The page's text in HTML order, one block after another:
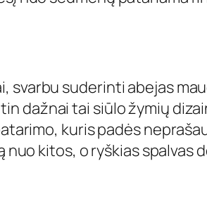
suderinti abejas
dažnai tai siūlo žymių
kuris padės
kitos, o ryškias spalvas